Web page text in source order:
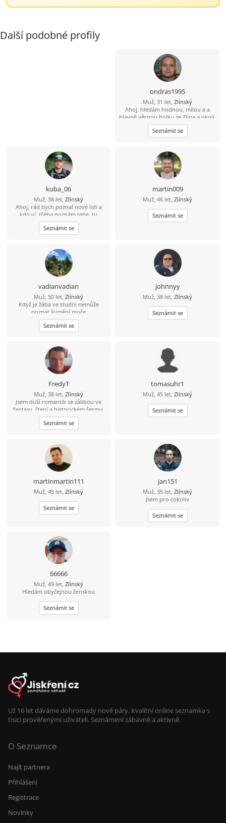
Další podobné profily
ondras1995
Muž, 31 let, Zlínský
Ahoj, hledám hodnou, milou a a
hlavně věrnou holku ze Zlína a okolí.
Požaduji věk 18-30. Mám rád
procházky po přírodě posezení u
šálku dobré kávi i čaje. Chci, aby
provaz a měli spolu pořád na sebe
dost času. Dej mi vědět, Zda-li tě můj
inzerát zaujal. Klidně mi napiš na
Whatsapp, číslo ti milerád dám.
Seznámit se
kuba_06
Muž, 38 let, Zlínský
Ahoj, rád bych poznal nové lidi a
kdo ví, třeba poznám tebe, tu
pravou...
Seznámit se
martin009
Muž, 46 let, Zlínský
Seznámit se
vadianvadian
Muž, 50 let, Zlínský
Když je žába ve studni nemůže
poznat šumění moře
Seznámit se
johnnyy
Muž, 38 let, Zlínský
Seznámit se
FredyT
Muž, 38 let, Zlínský
Jsem duší romantik se zálibou ve
fantasy, čtení a historickém šermu.
Rád si zajdu do kina a na různé akce.
Nekuřák a pijící jen příležitostně,
nebo lépe nikdy.
Seznámit se
tomasuhr1
Muž, 45 let, Zlínský
Seznámit se
martinmartin111
Muž, 45 let, Zlínský
Seznámit se
jan151
Muž, 35 let, Zlínský
Jsem pro cokoliv
Seznámit se
66666
Muž, 49 let, Zlínský
Hledám obyčejnou ženskou
Seznámit se
Už 16 let dáváme dohromady nové páry. Kvalitní online seznamka s
tisíci prověřenými uživateli. Seznámení zábavně a aktivně.
O Seznamce
Najít partnera
Přihlášení
Registrace
Novinky